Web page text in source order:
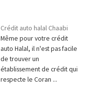
Crédit auto halal Chaabi
Même pour votre crédit
auto Halal, il n'est pas facile
de trouver un
établissement de crédit qui
respecte le Coran ...